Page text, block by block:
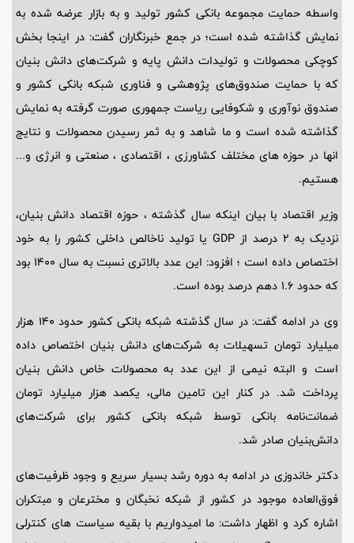
واسطه حمایت مجموعه بانکی کشور تولید و به بازار عرضه شده به
نمایش گذاشته شده است؛ در جمع خبرنگاران گفت: در اینجا بخش
کوچکی محصولات و تولیدات دانش پایه و شرکت‌های دانش بنیان
که با حمایت صندوق‌های پژوهشی و فناوری شبکه بانکی کشور و
صندوق نوآوری و شکوفایی ریاست جمهوری صورت گرفته به نمایش
گذاشته شده است و ما شاهد و به ثمر رسیدن محصولات و نتایج
انها در حوزه های مختلف کشاورزی ، اقتصادی ، صنعتی و انرژی و...
هستیم.
وزیر اقتصاد با بیان اینکه سال گذشته ، حوزه اقتصاد دانش بنیان،
نزدیک به ۲ درصد از GDP یا تولید ناخالص داخلی کشور را به خود
اختصاص داده است ؛ افزود: این عدد بالاتری نسبت به سال ۱۴۰۰ بود
که حدود ۱.۶ دهم درصد بوده است.
وی در ادامه گفت: در سال گذشته شبکه بانکی کشور حدود ۱۴۰ هزار
میلیارد تومان تسهیلات به شرکت‌های دانش بنیان اختصاص داده
است و البته نیمی از این عدد به محصولات خاص دانش بنیان
پرداخت شد. در کنار این تامین مالی، یکصد هزار میلیارد تومان
ضمانت‌نامه بانکی توسط شبکه بانکی کشور برای شرکت‌های
دانش‌بنیان صادر شد.
دکتر خاندوزی در ادامه به دوره رشد بسیار سریع و وجود ظرفیت‌های
فوق‌العاده موجود در کشور از شبکه نخبگان و مخترعان و مبتکران
اشاره کرد و اظهار داشت: ما امیدواریم با بقیه سیاست های کنترلی